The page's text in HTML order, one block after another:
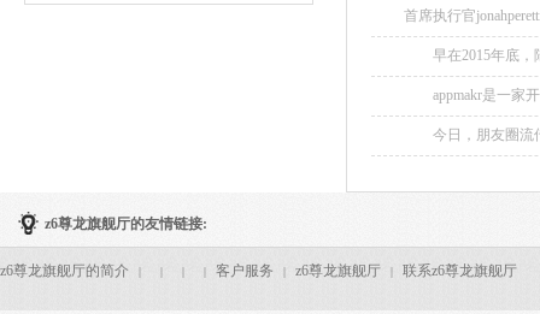
首席执行官
早在2015年底，陆
虑”，ipo也推迟到
appmakr是一家开
今日，朋友圈流传
的春天来了。...
z6尊龙旗舰厅的友情链接:
z6尊龙旗舰厅的简介 | | | | 客户服务 | z6尊龙旗舰厅 | 联系z6尊龙旗舰厅